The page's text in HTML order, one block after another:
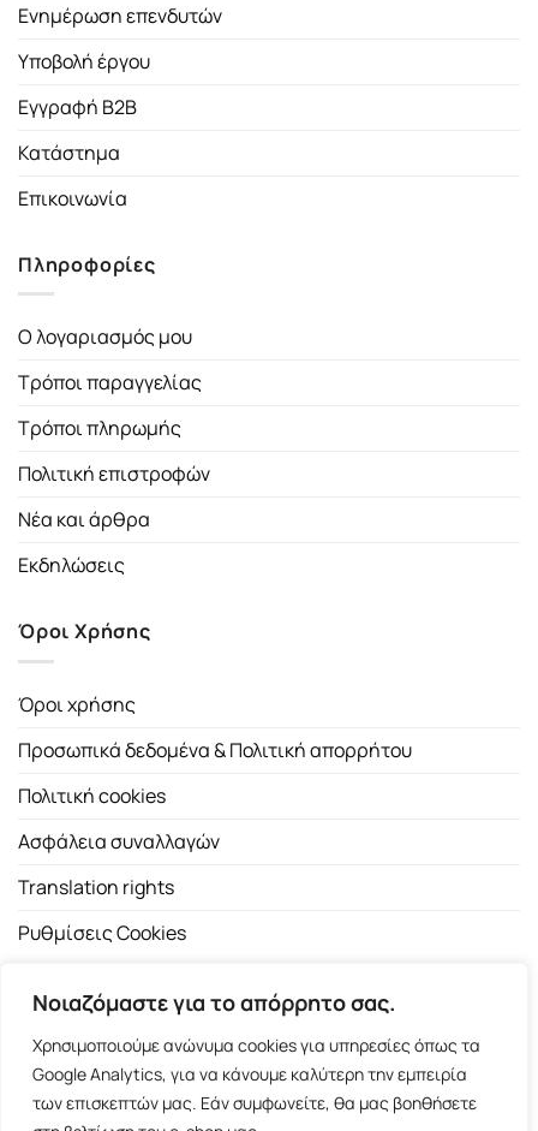
Νοιαζόμαστε για το απόρρητο σας.
Χρησιμοποιούμε ανώνυμα cookies για υπηρεσίες όπως τα
Google Analytics, για να κάνουμε καλύτερη την εμπειρία
των επισκεπτών μας. Εάν συμφωνείτε, θα μας βοηθήσετε
Ενημέρωση επενδυτών
Υποβολή έργου
Εγγραφή B2B
Κατάστημα
Επικοινωνία
Πληροφορίες
Ο λογαριασμός μου
Τρόποι παραγγελίας
Τρόποι πληρωμής
Πολιτική επιστροφών
Νέα και άρθρα
Εκδηλώσεις
Όροι Χρήσης
Όροι χρήσης
Προσωπικά δεδομένα & Πολιτική απορρήτου
Πολιτική cookies
Ασφάλεια συναλλαγών
Translation rights
Ρυθμίσεις Cookies
Copyright 2026 ©Εκδοτικός Οίκος Α.Α. Λιβάνη| All rights